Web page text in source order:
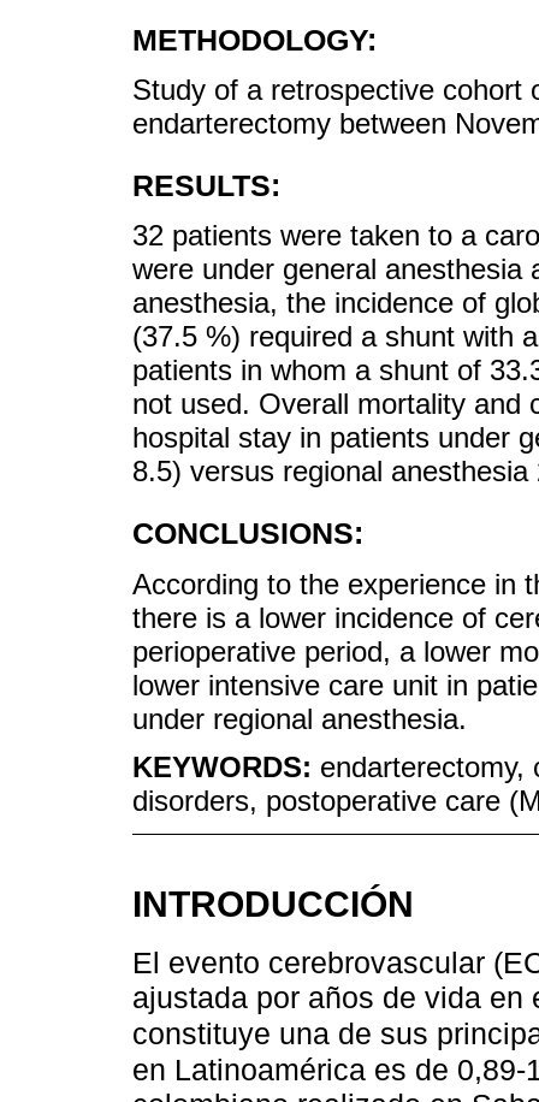
METHODOLOGY:
Study of a retrospective cohort
endarterectomy between
RESULTS:
32 patients were taken to a
were under general anesthesia
anesthesia, the incidence of
(37.5 %) required a shunt with
patients in whom a shunt of
not used. Overall mortality and
hospital stay in patients under
8.5) versus regional
CONCLUSIONS:
According to the experience in
there is a lower incidence of
perioperative period, a lower
lower intensive care unit in
under regional anesthesia.
KEYWORDS: endarterectomy,
disorders, postoperative care
INTRODUCCIÓN
El evento cerebrovascular
ajustada por años de vida
constituye una de sus
en Latinoamérica es de